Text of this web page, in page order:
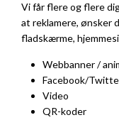
Vi får flere og flere
at reklamere, ønsker
fladskærme,
Webbanner /
Facebook/
Video
QR-koder